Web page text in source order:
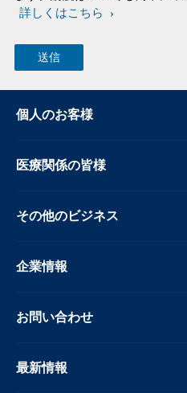
詳しくはこちら
個人のお客様
医療関係の皆様
その他のビジネス
企業情報
お問い合わせ
最新情報